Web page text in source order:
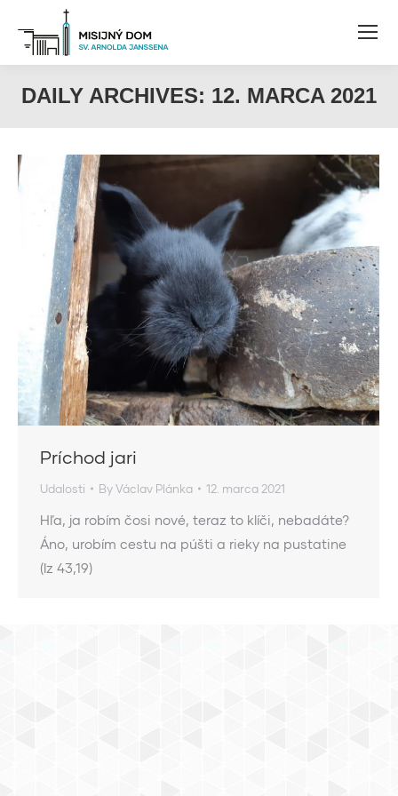
DAILY ARCHIVES: 12. MARCA 2021
Príchod jari
Udalosti ByVáclav Plánka 12. marca 2021
Hľa, ja robím čosi nové, teraz to klíči, nebadáte?
Áno, urobím cestu na púšti a rieky na pustatine
(Iz 43,19)